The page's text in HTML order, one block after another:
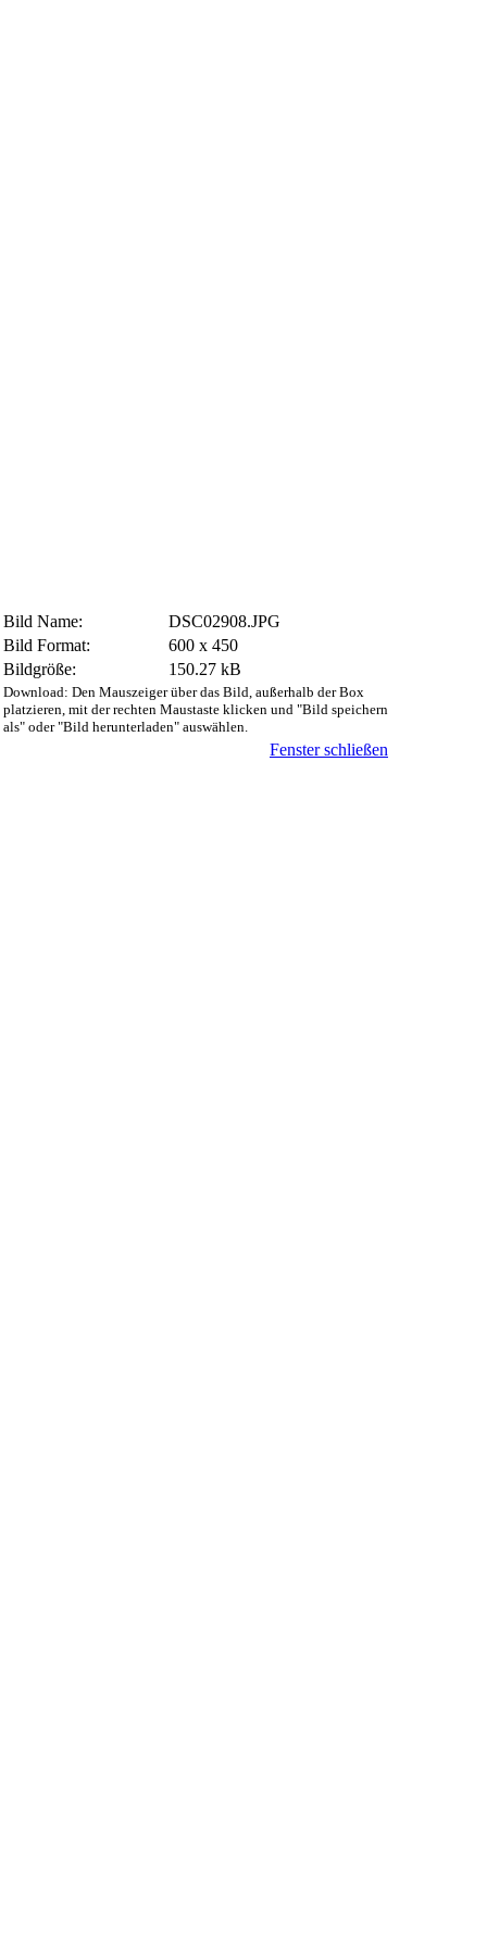
Bild Name:
DSC02908.JPG
Bild Format:
600 x 450
Bildgröße:
150.27 kB
Download: Den Mauszeiger über das Bild, außerhalb der Box
platzieren, mit der rechten Maustaste klicken und "Bild speichern
als" oder "Bild herunterladen" auswählen.
Fenster schließen